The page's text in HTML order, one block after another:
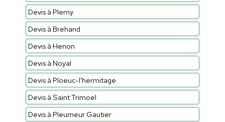
Devis à Plemy
Devis à Brehand
Devis à Henon
Devis à Noyal
Devis à Ploeuc-l'hermitage
Devis à Saint Trimoel
Devis à Pleumeur Gautier